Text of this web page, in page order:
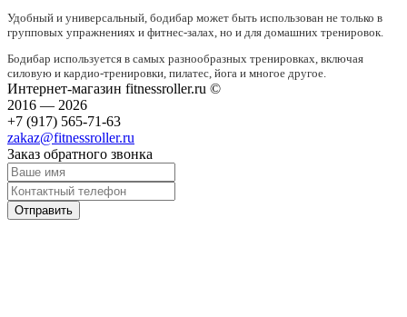
Удобный и универсальный, бодибар может быть использован не только в
групповых упражнениях и фитнес-залах, но и для домашних тренировок.
Бодибар используется в самых разнообразных тренировках, включая
силовую и кардио-тренировки, пилатес, йога и многое другое.
Интернет-магазин fitnessroller.ru ©
2016 — 2026
+7 (917) 565-71-63
zakaz@fitnessroller.ru
Заказ обратного звонка
Отправить